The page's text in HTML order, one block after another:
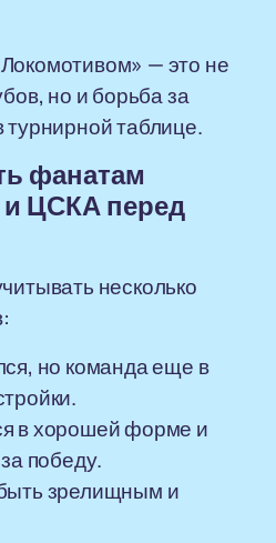
— это не
но и борьба за
турнирной таблице.
фанатам
ЦСКА перед
несколько
но команда еще в
в хорошей форме и
победу.
зрелищным и